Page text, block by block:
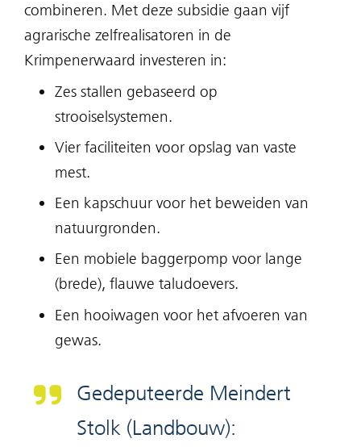
combineren. Met deze subsidie gaan vijf
agrarische zelfrealisatoren in de
Krimpenerwaard investeren in:
Zes stallen gebaseerd op
strooiselsystemen.
Vier faciliteiten voor opslag van vaste
mest.
Een kapschuur voor het beweiden van
natuurgronden.
Een mobiele baggerpomp voor lange
(brede), flauwe taludoevers.
Een hooiwagen voor het afvoeren van
gewas.
Gedeputeerde Meindert
Stolk (Landbouw):